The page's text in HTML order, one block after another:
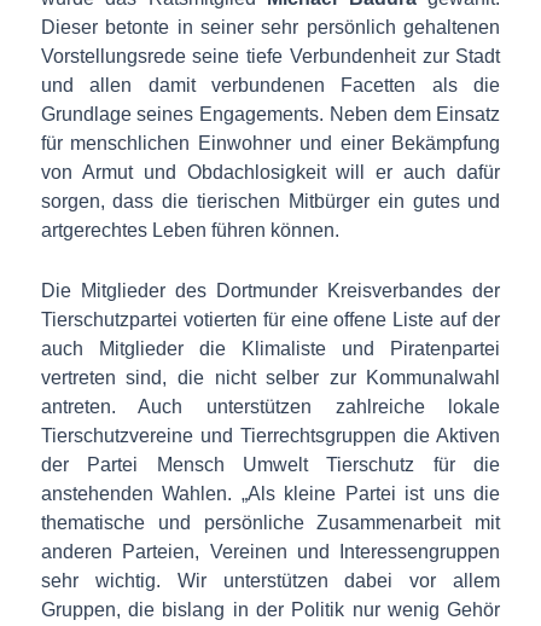
Dieser betonte in seiner sehr persönlich gehaltenen
Vorstellungsrede seine tiefe Verbundenheit zur Stadt
und allen damit verbundenen Facetten als die
Grundlage seines Engagements. Neben dem Einsatz
für menschlichen Einwohner und einer Bekämpfung
von Armut und Obdachlosigkeit will er auch dafür
sorgen, dass die tierischen Mitbürger ein gutes und
artgerechtes Leben führen können.
Die Mitglieder des Dortmunder Kreisverbandes der
Tierschutzpartei votierten für eine offene Liste auf der
auch Mitglieder die Klimaliste und Piratenpartei
vertreten sind, die nicht selber zur Kommunalwahl
antreten. Auch unterstützen zahlreiche lokale
Tierschutzvereine und Tierrechtsgruppen die Aktiven
der Partei Mensch Umwelt Tierschutz für die
anstehenden Wahlen. „Als kleine Partei ist uns die
thematische und persönliche Zusammenarbeit mit
anderen Parteien, Vereinen und Interessengruppen
sehr wichtig. Wir unterstützen dabei vor allem
Gruppen, die bislang in der Politik nur wenig Gehör